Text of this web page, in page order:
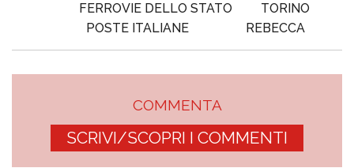
FERROVIE DELLO STATO
TORINO
POSTE ITALIANE
REBECCA
COMMENTA
SCRIVI/SCOPRI I COMMENTI